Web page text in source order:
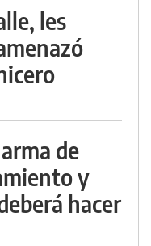
les
de
y
hacer